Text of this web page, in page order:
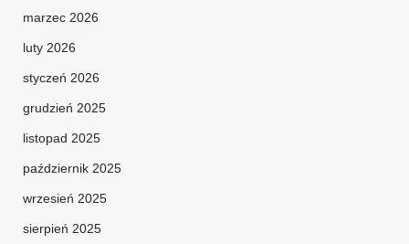
marzec 2026
luty 2026
styczeń 2026
grudzień 2025
listopad 2025
październik 2025
wrzesień 2025
sierpień 2025